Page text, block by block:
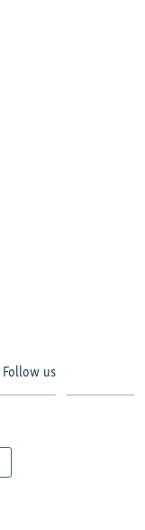
Follow us